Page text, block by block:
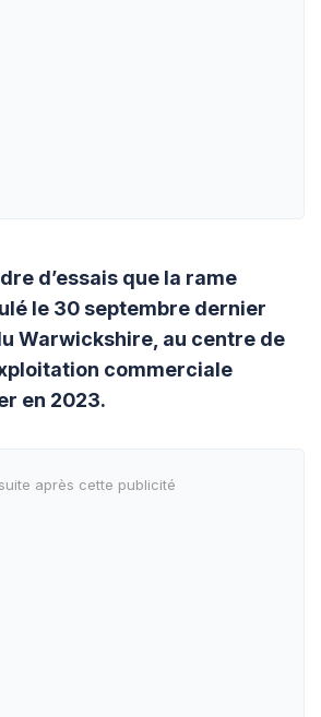
d’essais que la rame
le 30 septembre dernier
Warwickshire, au centre de
commerciale
en 2023.